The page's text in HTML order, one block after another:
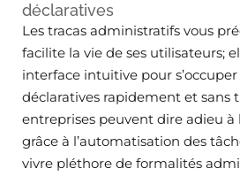
déclaratives
Les tracas administratifs vous
facilite la vie de ses utilisateurs;
interface intuitive pour
déclaratives rapidement et sans
entreprises peuvent dire adieu à
grâce à l’automatisation des
vivre pléthore de formalités